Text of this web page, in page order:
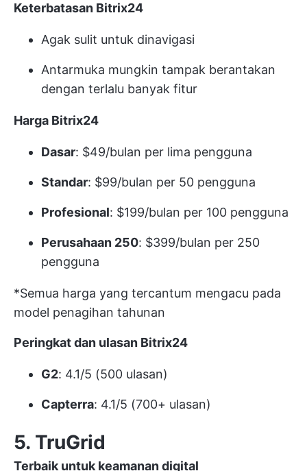
Keterbatasan Bitrix24
Agak sulit untuk dinavigasi
Antarmuka mungkin tampak berantakan
dengan terlalu banyak fitur
Harga Bitrix24
Dasar: $49/bulan per lima pengguna
Standar: $99/bulan per 50 pengguna
Profesional: $199/bulan per 100 pengguna
Perusahaan 250: $399/bulan per 250
pengguna
*Semua harga yang tercantum mengacu pada
model penagihan tahunan
Peringkat dan ulasan Bitrix24
G2: 4.1/5 (500 ulasan)
Capterra: 4.1/5 (700+ ulasan)
5. TruGrid
Terbaik untuk keamanan digital